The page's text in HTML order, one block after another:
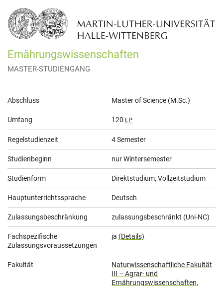
Ernährungswissenschaften
MASTER-STUDIENGANG
Allgemeine
Informationen
Abschluss Master of Science (M.Sc.)
Umfang 120 LP
Regelstudienzeit 4 Semester
Studienbeginn nur Wintersemester
Studienform Direktstudium, Vollzeitstudium
Hauptunterrichtssprache Deutsch
Zulassungsbeschränkung zulassungsbeschränkt (Uni-NC)
Fachspezifische
Zulassungsvoraussetzungen
ja (Details)
Fakultät
Naturwissenschaftliche Fakultät
III – Agrar- und
Ernährungswissenschaften,